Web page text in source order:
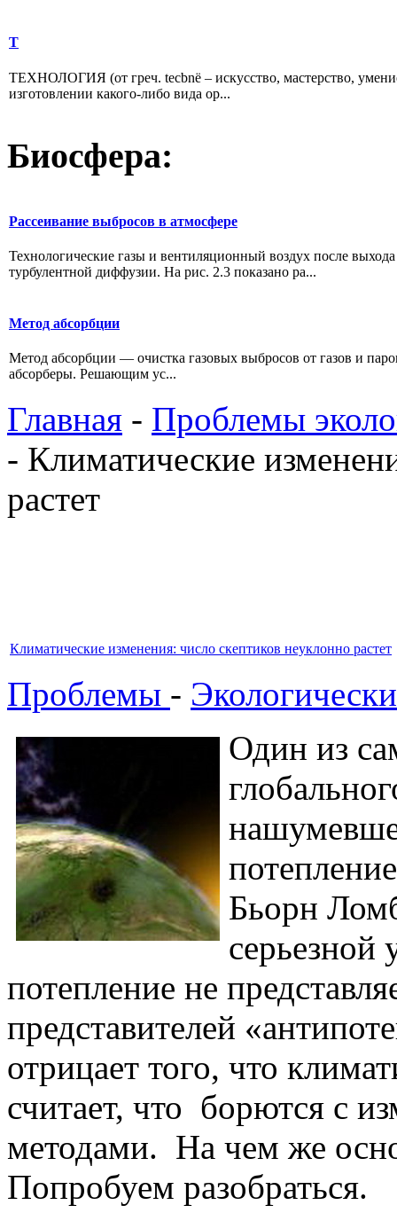
Т
ТЕХНОЛОГИЯ (от греч. tecbnë – искусство, мастерство,
изготовлении какого-либо вида ор...
Биосфера:
Рассеивание выбросов в атмосфере
Технологические газы и вентиляционный воздух после
турбулентной диффузии. На рис. 2.3 показано ра...
Метод абсорбции
Метод абсорбции — очистка газовых выбросов от газов и
абсорберы. Решающим ус...
Главная - Проблемы
- Климатические
растет
Климатические изменения: число скептиков неуклонно растет
Проблемы -
Один из
Бьорн
серьезной
потепление не
представителей
отрицает того, что
считает, что борются с
методами. На чем же
Попробуем разобраться.